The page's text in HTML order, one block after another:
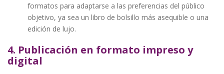
formatos para adaptarse a las preferencias del público
objetivo, ya sea un libro de bolsillo más asequible o una
edición de lujo.
4. Publicación en formato impreso y
digital